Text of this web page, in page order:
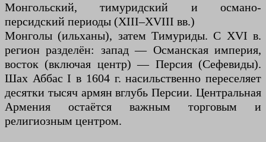
Монгольский, тимуридский и османо-
персидский периоды (XIII–XVIII вв.)
Монголы (ильханы), затем Тимуриды. С XVI в.
регион разделён: запад — Османская империя,
восток (включая центр) — Персия (Сефевиды).
Шах Аббас I в 1604 г. насильственно переселяет
десятки тысяч армян вглубь Персии. Центральная
Армения остаётся важным торговым и
религиозным центром.